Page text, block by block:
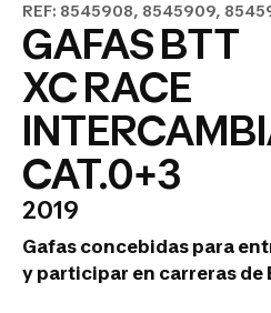
REF: 8545908, 8545909,
GAFAS BTT
XC RACE
CAT.0+3
2019
Gafas concebidas para
y participar en carreras de